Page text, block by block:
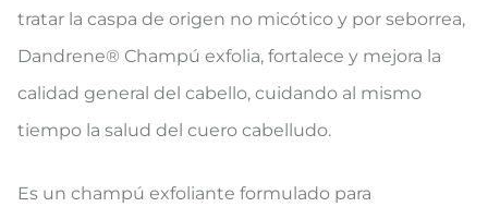
tratar la caspa de origen no micótico y por seborrea,
Dandrene® Champú exfolia, fortalece y mejora la
calidad general del cabello, cuidando al mismo
tiempo la salud del cuero cabelludo.
Es un champú exfoliante formulado para